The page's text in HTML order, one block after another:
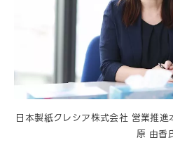
日本製紙クレシア株式会社 営業推
原 由香